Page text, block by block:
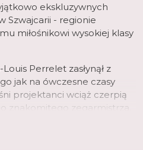
ekskluzywnych
Szwajcarii - regionie
miłośnikowi wysokiej klasy
Perrelet zasłynął z
jak na ówczesne czasy
projektanci wciąż czerpią
znakomitego zegarmistrza.